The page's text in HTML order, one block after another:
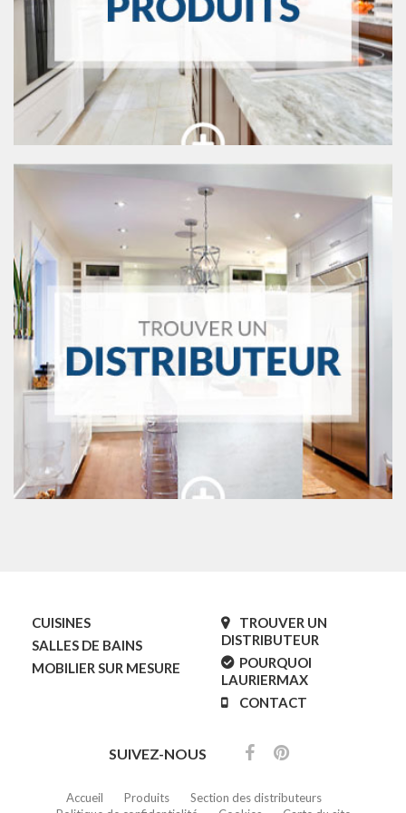
CUISINES
SALLES DE BAINS
MOBILIER SUR MESURE
TROUVER UN
DISTRIBUTEUR
POURQUOI
LAURIERMAX
CONTACT
SUIVEZ-NOUS
Accueil Produits
Section des distributeurs